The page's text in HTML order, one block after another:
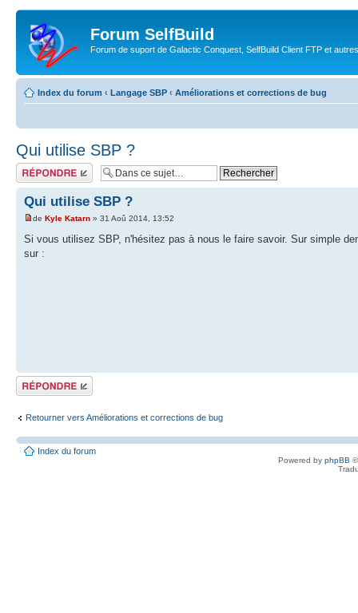
Forum SelfBuild
Forum de suport de Galactic Conquest, SelfBuild Client FTP et
Index du forum ‹ Langage SBP ‹ Améliorations et corrections de bug
Qui utilise SBP ?
Répondre
Qui utilise SBP ?
de Kyle Katarn » 31 Aoû 2014, 13:52
Si vous utilisez SBP, n'hésitez pas à nous le faire savoir. Sur simple
sur :
Répondre
Retourner vers Améliorations et corrections de bug
Index du forum
Powered by phpBB